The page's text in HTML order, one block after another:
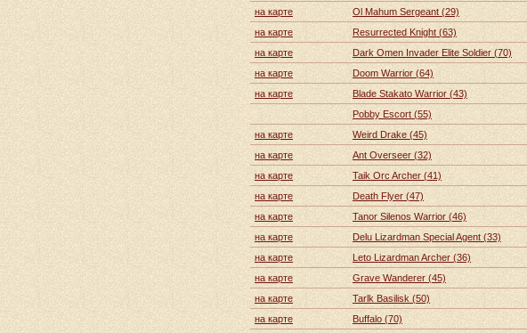
на карте
Ol Mahum Sergeant (29)
на карте
Resurrected Knight (63)
на карте
Dark Omen Invader Elite Soldier (70)
на карте
Doom Warrior (64)
на карте
Blade Stakato Warrior (43)
Pobby Escort (55)
на карте
Weird Drake (45)
на карте
Ant Overseer (32)
на карте
Taik Orc Archer (41)
на карте
Death Flyer (47)
на карте
Tanor Silenos Warrior (46)
на карте
Delu Lizardman Special Agent (33)
на карте
Leto Lizardman Archer (36)
на карте
Grave Wanderer (45)
на карте
Tarlk Basilisk (50)
на карте
Buffalo (70)